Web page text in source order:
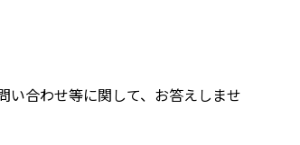
い合わせ等に関して、お答えしませ